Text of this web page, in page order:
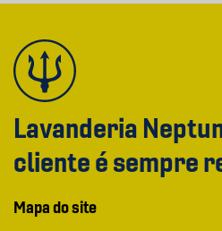
Lavanderia
cliente é sempre
Mapa do site